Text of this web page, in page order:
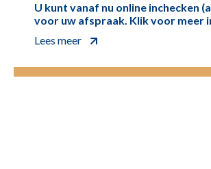
U kunt vanaf nu online inchecken
voor uw afspraak. Klik voor meer
Lees meer